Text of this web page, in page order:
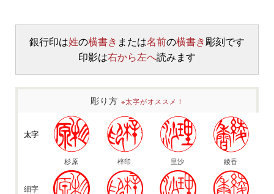
銀行印は姓の横書き または名前の横書き 彫刻です
印影は右から左へ読みます
彫り方 ※太字がオススメ！
太字
杉原 梓印 里沙 綾香
細字